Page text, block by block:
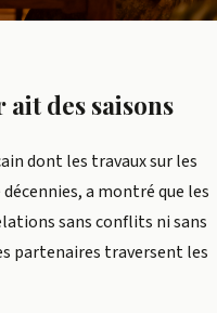
ait des saisons
dont les travaux sur les
a montré que les
sans conflits ni sans
partenaires traversent les